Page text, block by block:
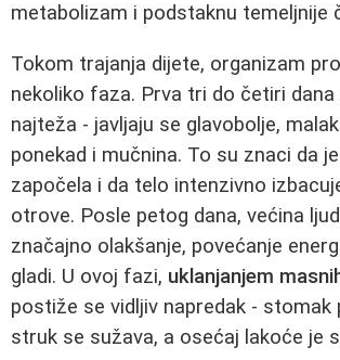
metabolizam i podstaknu temeljnije
Tokom trajanja dijete, organizam
nekoliko faza. Prva tri do četiri dana
najteža - javljaju se glavobolje,
ponekad i mučnina. To su znaci da je
započela i da telo intenzivno
otrove. Posle petog dana, većina
značajno olakšanje, povećanje
gladi. U ovoj fazi, uklanjanjem
postiže se vidljiv napredak - stomak
struk se sužava, a osećaj lakoće je